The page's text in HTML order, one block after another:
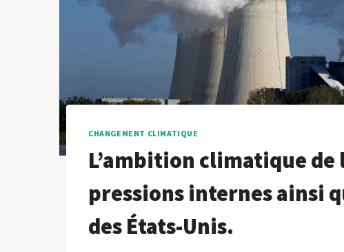
CHANGEMENT CLIMATIQUE
L’ambition climatique de
pressions internes ainsi
des États-Unis.